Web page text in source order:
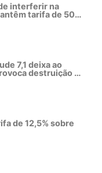
interferir na
tarifa de 50%
7,1 deixa ao
destruição no
de 12,5% sobre